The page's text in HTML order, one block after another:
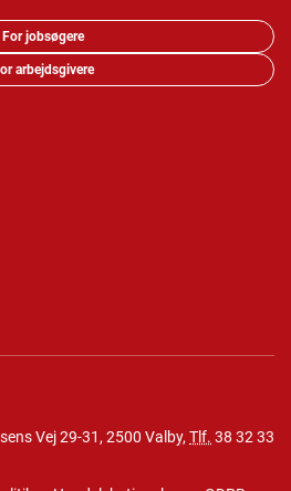
For jobsøgere
arbejdsgivere
Vej 29-31, 2500 Valby, Tlf. 38 32 33